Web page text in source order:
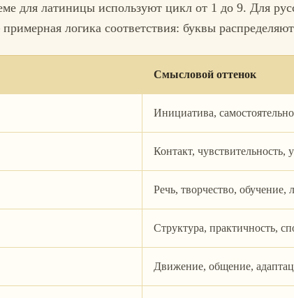
для латиницы используют цикл от 1 до 9. Для
логика соответствия: буквы
Смысловой оттенок
Инициатива,
Контакт, чувствительность,
Речь, творчество, обучение,
Структура, практичность,
Движение, общение,